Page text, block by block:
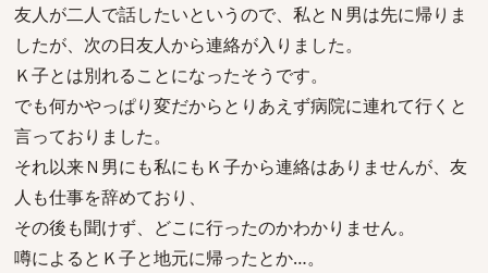
友人が二人で話したいというので、私とＮ男は先に帰りま
したが、次の日友人から連絡が入りました。
Ｋ子とは別れることになったそうです。
でも何かやっぱり変だからとりあえず病院に連れて行くと
言っておりました。
それ以来Ｎ男にも私にもＫ子から連絡はありませんが、友
人も仕事を辞めており、
その後も聞けず、どこに行ったのかわかりません。
噂によるとＫ子と地元に帰ったとか…。